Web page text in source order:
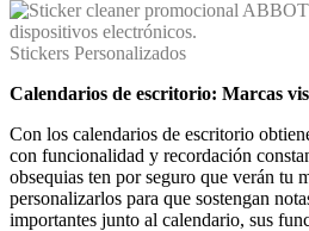
Stickers Personalizados
Calendarios de escritorio: Marcas
Con los calendarios de escritorio
con funcionalidad y recordación
obsequias ten por seguro que verán tu
personalizarlos para que sostengan
importantes junto al calendario, sus